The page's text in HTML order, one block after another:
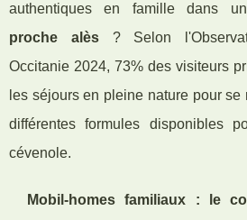
authentiques en famille dans
proche alès? Selon
Occitanie 2024, 73% des visiteurs
les séjours en pleine nature pour se
différentes formules disponibles
cévenole.
Mobil-homes familiaux : le